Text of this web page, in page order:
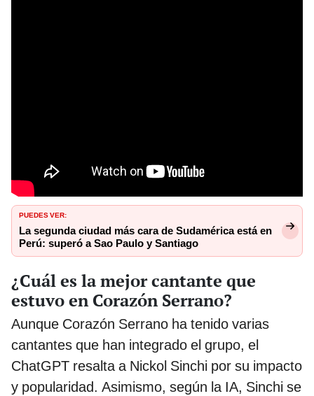
PUEDES VER:
La segunda ciudad más cara de Sudamérica está en
Perú: superó a Sao Paulo y Santiago
¿Cuál es la mejor cantante que
estuvo en Corazón Serrano?
Aunque Corazón Serrano ha tenido varias
cantantes que han integrado el grupo, el
ChatGPT resalta a Nickol Sinchi por su impacto
y popularidad. Asimismo, según la IA, Sinchi se